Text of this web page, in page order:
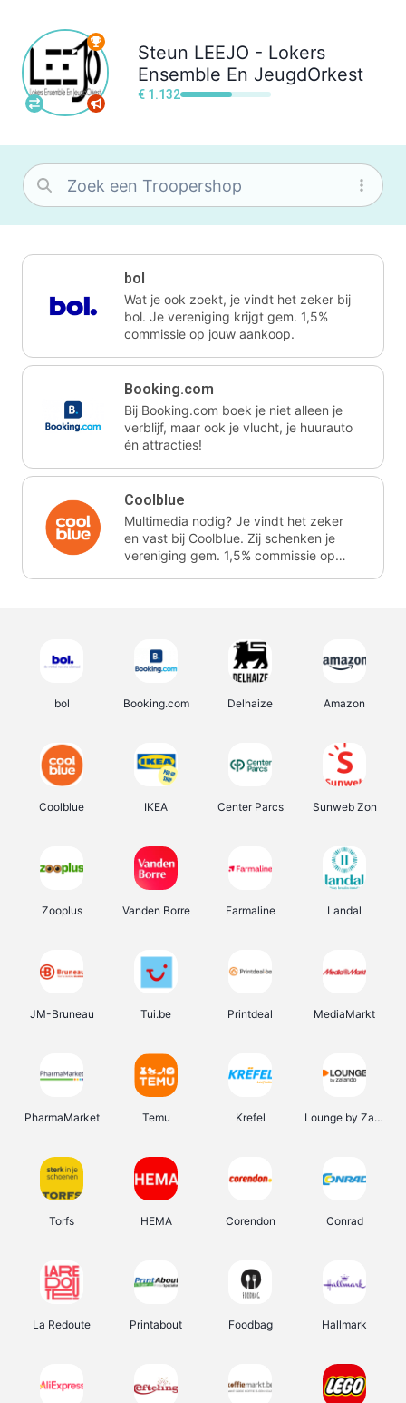
Steun LEEJO - Lokers
Ensemble En JeugdOrkest
€ 1.132
bol
Wat je ook zoekt, je vindt het zeker bij
bol. Je vereniging krijgt gem. 1,5%
commissie op jouw aankoop.
Booking.com
Bij Booking.com boek je niet alleen je
verblijf, maar ook je vlucht, je huurauto
én attracties!
Coolblue
Multimedia nodig? Je vindt het zeker
en vast bij Coolblue. Zij schenken je
vereniging gem. 1,5% commissie op
bol Booking.com Delhaize Amazon
Coolblue IKEA Center Parcs Sunweb Zon
Zooplus Vanden Borre Farmaline Landal
JM-Bruneau Tui.be Printdeal MediaMarkt
PharmaMarket Temu Krefel Lounge by Zalando
Torfs HEMA Corendon Conrad
La Redoute Printabout Foodbag Hallmark